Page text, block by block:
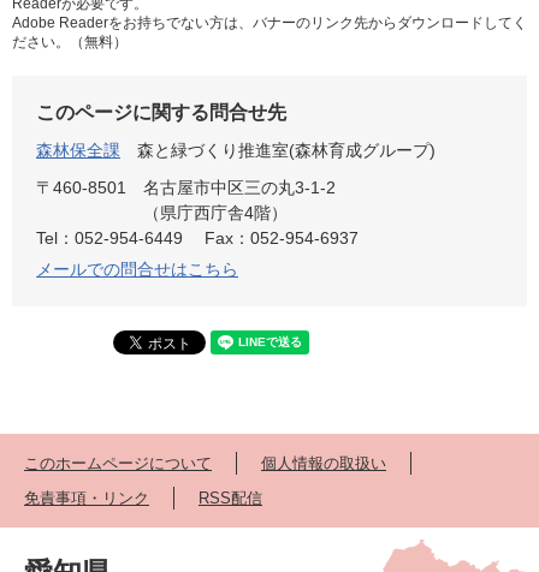
Readerが必要です。
Adobe Readerをお持ちでない方は、バナーのリンク先からダウンロードしてく
ださい。（無料）
このページに関する問合せ先
森林保全課
森と緑づくり推進室(森林育成グループ)
〒460-8501
名古屋市中区三の丸3-1-2
（県庁西庁舎4階）
Tel：052-954-6449
Fax：052-954-6937
メールでの問合せはこちら
このホームページについて
個人情報の取扱い
免責事項・リンク
RSS配信